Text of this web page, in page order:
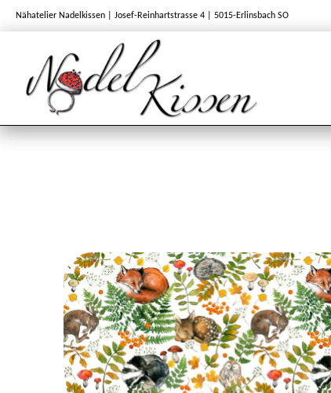
Nähatelier Nadelkissen | Josef-Reinhartstrasse 4 | 5015-Erlinsbach SO